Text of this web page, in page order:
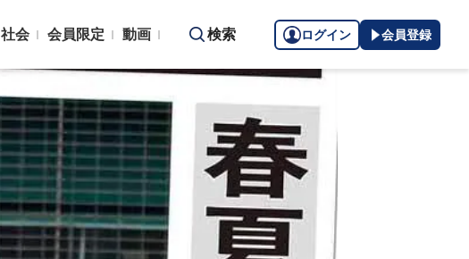
社会 会員限定 動画 検索 ログイン 会員登録